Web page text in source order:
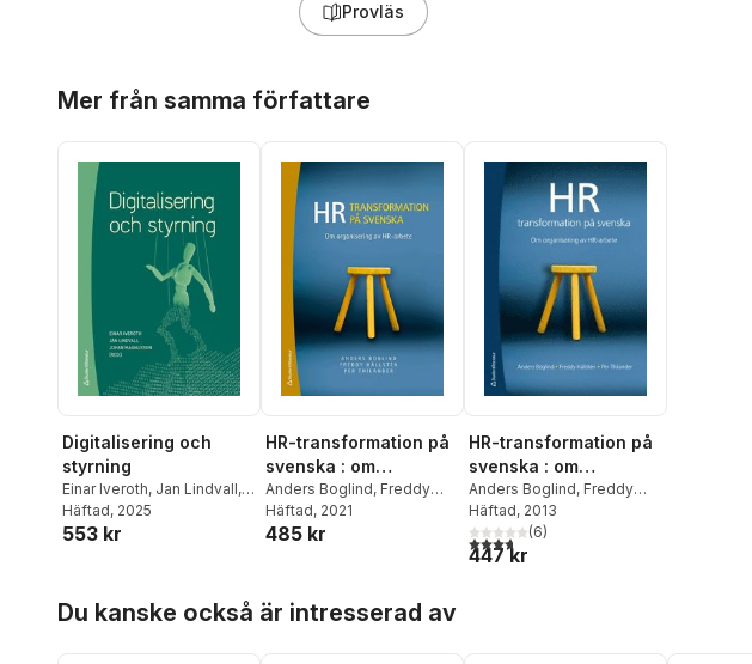
Provläs
Mer från samma författare
Digitalisering och
styrning
Einar Iveroth, Jan Lindvall,
Johan Magnusson
Crawford
Thomas Falk,Elisabeth
Häftad, 2025
553 kr
HR-transformation på
svenska : om
organisering av HR-
arbete
Anders Boglind, Freddy
Hällsten,Per Thilander
Häftad, 2021
485 kr
HR-transformation på
svenska : om
organisering av HR-
arbete
Anders Boglind, Freddy
Hällsten,Per Thilander
Häftad, 2013
3,7utav 5 stjärnor. Totalt antal röster:
(6)
447 kr
Du kanske också är intresserad av